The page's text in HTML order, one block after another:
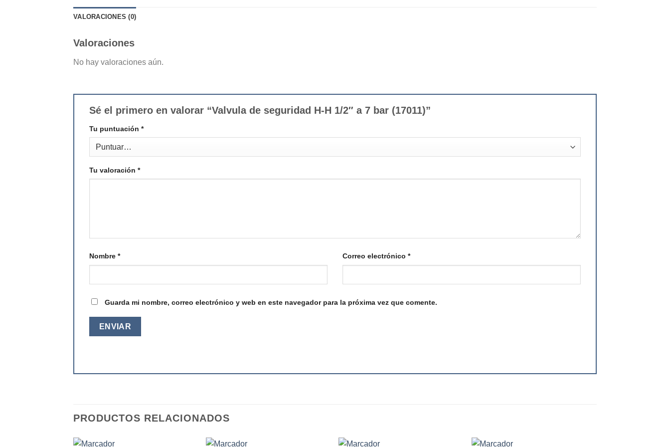
VALORACIONES (0)
Valoraciones
No hay valoraciones aún.
Sé el primero en valorar “Valvula de seguridad H-H 1/2″ a 7 bar (17011)”
Tu puntuación *
Tu valoración *
Nombre * Correo electrónico *
Guarda mi nombre, correo electrónico y web en este navegador para la próxima vez que comente.
PRODUCTOS RELACIONADOS